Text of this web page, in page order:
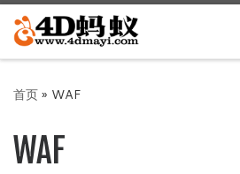
Skip to content
首页» WAF
WAF